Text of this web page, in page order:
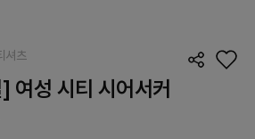
셔츠
여성 시티 시어서커